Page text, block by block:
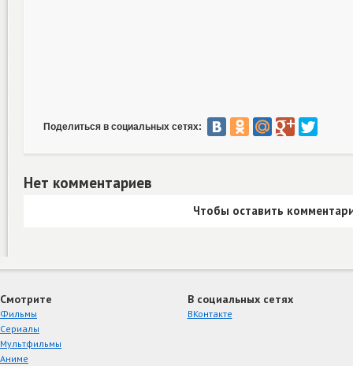
Поделиться в социальных сетях:
Нет комментариев
Чтобы оставить
Смотрите
Фильмы
Сериалы
Мультфильмы
Аниме
В социальных сетях
ВКонтакте